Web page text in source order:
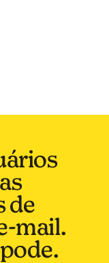
de
mail.